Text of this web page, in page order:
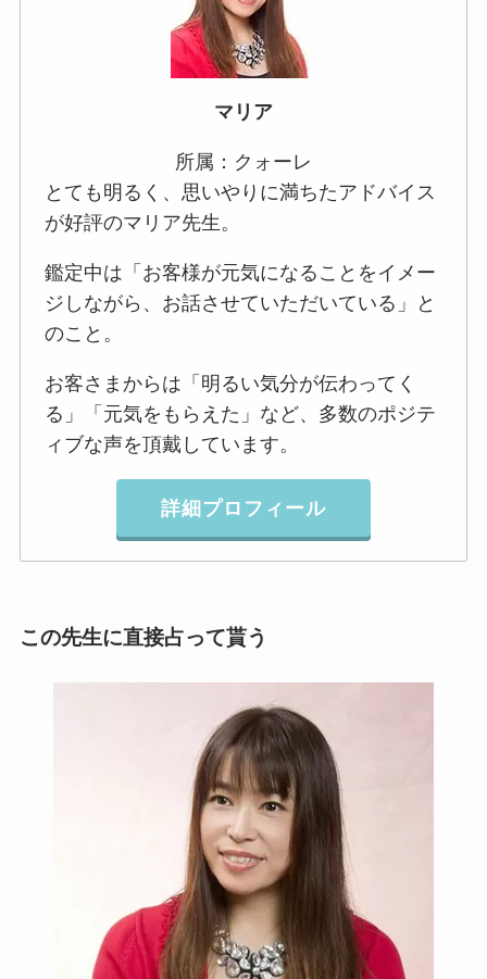
マリア
所属：クォーレ
とても明るく、思いやりに満ちたアドバイス
が好評のマリア先生。
鑑定中は「お客様が元気になることをイメー
ジしながら、お話させていただいている」と
のこと。
お客さまからは「明るい気分が伝わってく
る」「元気をもらえた」など、多数のポジテ
ィブな声を頂戴しています。
詳細プロフィール
この先生に直接占って貰う